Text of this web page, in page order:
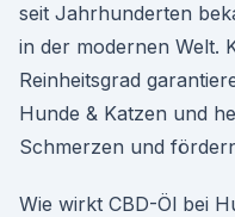
seit Jahrhunderten
in der modernen Welt.
Reinheitsgrad
Hunde & Katzen und
Schmerzen und
Wie wirkt CBD-Öl bei